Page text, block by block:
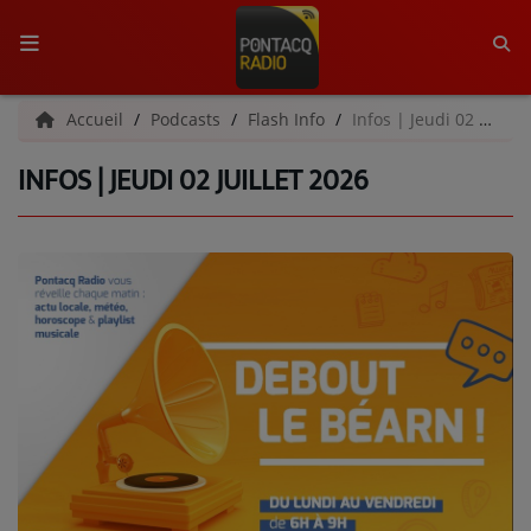
ACCUEIL
RADIO
L'ÉQUIPE
GRILLE DES PROGRAMMES
C'ÉTAIT QUOI CE TITRE ?
MÉDIAS
PODCASTS - SAISON 2026/2027
Accueil Podcasts Flash Info Infos | Jeudi 02 juillet 2026
INFOS | JEUDI 02 JUILLET 2026